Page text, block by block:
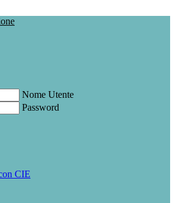
Nome Utente
Password
CIE